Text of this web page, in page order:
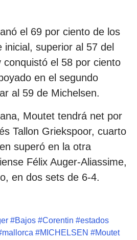
el 69 por ciento de los
superior al 57 del
conquistó el 58 por ciento
en el segundo
al 59 de Michelsen.
Moutet tendrá net por
Tallon Griekspoor, cuarto
superó en la otra
Félix Auger-Aliassime,
en dos sets de 6-4.
#Bajos #Corentin #estados
mallorca #MICHELSEN #Moutet